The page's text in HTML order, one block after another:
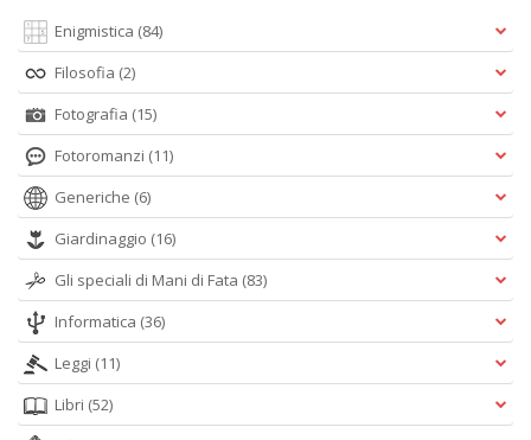
Enigmistica (84)
Filosofia (2)
Fotografia (15)
Fotoromanzi (11)
Generiche (6)
Giardinaggio (16)
Gli speciali di Mani di Fata (83)
Informatica (36)
Leggi (11)
Libri (52)